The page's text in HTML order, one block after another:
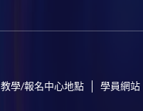
教學/報名中心地點 學員網站